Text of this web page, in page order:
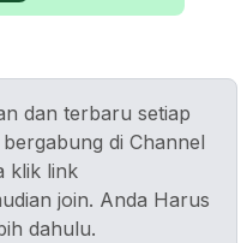
dan terbaru setiap
di Channel
klik link
join. Anda Harus
dahulu.